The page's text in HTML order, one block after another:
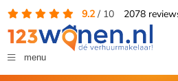
9.2/ 10 2078
menu